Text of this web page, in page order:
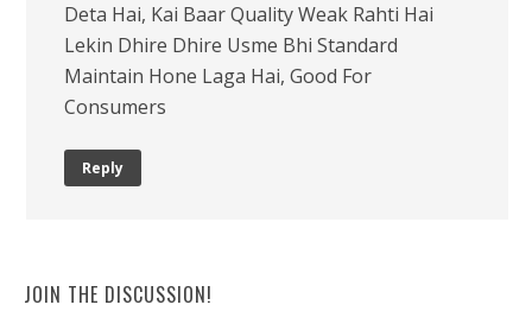
Deta Hai, Kai Baar Quality Weak Rahti Hai
Lekin Dhire Dhire Usme Bhi Standard
Maintain Hone Laga Hai, Good For
Consumers
Reply
JOIN THE DISCUSSION!